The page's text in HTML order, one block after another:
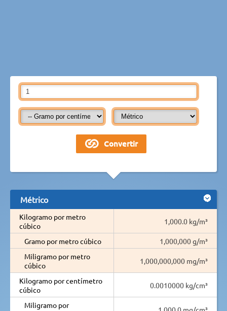
Métrico
Kilogramo por metro
cúbico
1,000.0 kg/m³
Gramo por metro cúbico
1,000,000 g/m³
Miligramo por metro
cúbico
1,000,000,000 mg/m³
Kilogramo por centímetro
cúbico
0.0010000 kg/cm³
Miligramo por